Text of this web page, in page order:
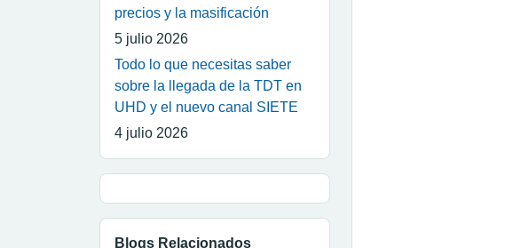
precios y la masificación
5 julio 2026
Todo lo que necesitas saber
sobre la llegada de la TDT en
UHD y el nuevo canal SIETE
4 julio 2026
Blogs Relacionados